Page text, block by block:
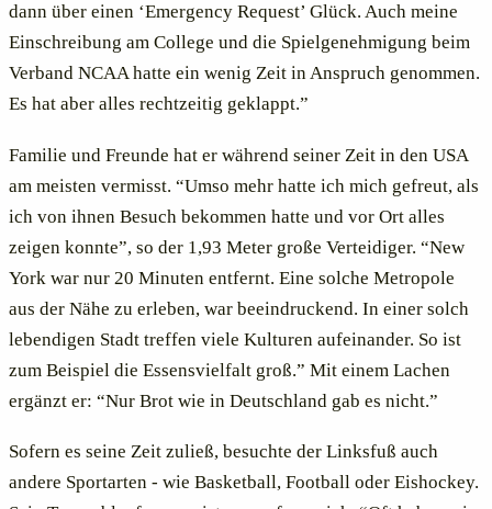
dann über einen ‘Emergency Request’ Glück. Auch meine
Einschreibung am College und die Spielgenehmigung beim
Verband NCAA hatte ein wenig Zeit in Anspruch genommen.
Es hat aber alles rechtzeitig geklappt.”
Familie und Freunde hat er während seiner Zeit in den USA
am meisten vermisst. “Umso mehr hatte ich mich gefreut, als
ich von ihnen Besuch bekommen hatte und vor Ort alles
zeigen konnte”, so der 1,93 Meter große Verteidiger. “New
York war nur 20 Minuten entfernt. Eine solche Metropole
aus der Nähe zu erleben, war beeindruckend. In einer solch
lebendigen Stadt treffen viele Kulturen aufeinander. So ist
zum Beispiel die Essensvielfalt groß.” Mit einem Lachen
ergänzt er: “Nur Brot wie in Deutschland gab es nicht.”
Sofern es seine Zeit zuließ, besuchte der Linksfuß auch
andere Sportarten - wie Basketball, Football oder Eishockey.